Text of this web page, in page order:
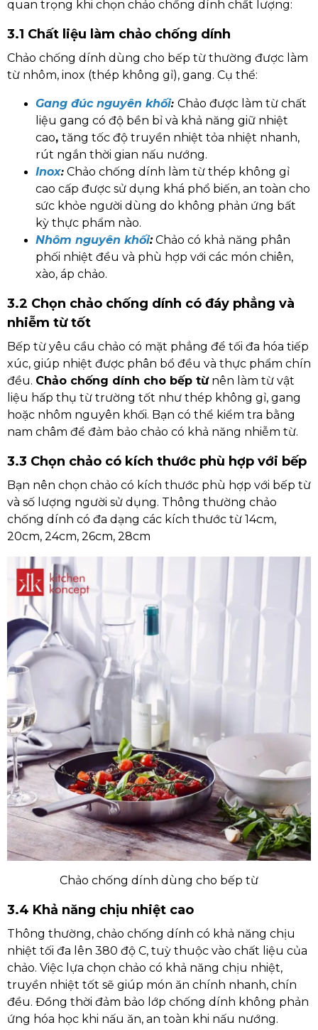
quan trọng khi chọn chảo chống dính chất lượng:
3.1 Chất liệu làm chảo chống dính
Chảo chống dính dùng cho bếp từ thường được làm
từ nhôm, inox (thép không gỉ), gang. Cụ thể:
Gang đúc nguyên khối: Chảo được làm từ chất
liệu gang có độ bền bỉ và khả năng giữ nhiệt
cao, tăng tốc độ truyền nhiệt tỏa nhiệt nhanh,
rút ngắn thời gian nấu nướng.
Inox: Chảo chống dính làm từ thép không gỉ
cao cấp được sử dụng khá phổ biến, an toàn cho
sức khỏe người dùng do không phản ứng bất
kỳ thực phẩm nào.
Nhôm nguyên khối:Chảo có khả năng phân
phối nhiệt đều và phù hợp với các món chiên,
xào, áp chảo.
3.2 Chọn chảo chống dính có đáy phẳng và
nhiễm từ tốt
Bếp từ yêu cầu chảo có mặt phẳng để tối đa hóa tiếp
xúc, giúp nhiệt được phân bổ đều và thực phẩm chín
đều. Chảo chống dính cho bếp từnên làm từ vật
liệu hấp thụ từ trường tốt như thép không gỉ, gang
hoặc nhôm nguyên khối. Bạn có thể kiểm tra bằng
nam châm để đảm bảo chảo có khả năng nhiễm từ.
3.3 Chọn chảo có kích thước phù hợp với bếp
Bạn nên chọn chảo có kích thước phù hợp với bếp từ
và số lượng người sử dụng. Thông thường chảo
chống dính có đa dạng các kích thước từ 14cm,
20cm, 24cm, 26cm, 28cm
Chảo chống dính dùng cho bếp từ
3.4 Khả năng chịu nhiệt cao
Thông thường, chảo chống dính có khả năng chịu
nhiệt tối đa lên 380 độ C, tuỳ thuộc vào chất liệu của
chảo. Việc lựa chọn chảo có khả năng chịu nhiệt,
truyền nhiệt tốt sẽ giúp món ăn chính nhanh, chín
đều. Đồng thời đảm bảo lớp chống dính không phản
ứng hóa học khi nấu ăn, an toàn khi nấu nướng.